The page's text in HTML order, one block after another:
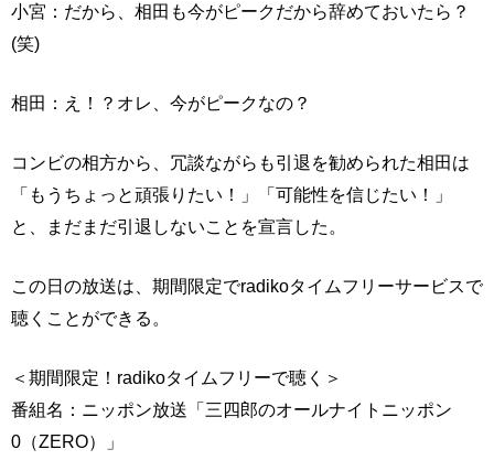
小宮：だから、相田も今がピークだから辞めておいたら？
(笑)
相田：え！？オレ、今がピークなの？
コンビの相方から、冗談ながらも引退を勧められた相田は
「もうちょっと頑張りたい！」「可能性を信じたい！」
と、まだまだ引退しないことを宣言した。
この日の放送は、期間限定でradikoタイムフリーサービスで
聴くことができる。
＜期間限定！radikoタイムフリーで聴く＞
番組名：ニッポン放送「三四郎のオールナイトニッポン
0（ZERO）」